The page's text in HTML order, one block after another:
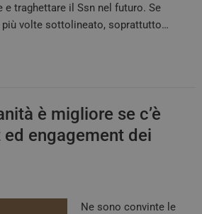
e traghettare il Ssn nel futuro. Se
volte sottolineato, soprattutto…
è migliore se c’è
engagement dei
Ne sono convinte le